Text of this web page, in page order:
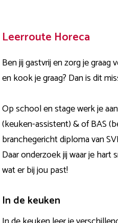
Leerroute Horeca
Ben jij gastvrij en zorg je
en kook je graag? Dan is dit
Op school en stage werk je
(keuken-assistent) & of BAS
branchegericht diploma van
Daar onderzoek jij waar je
wat er bij jou past!
In de keuken